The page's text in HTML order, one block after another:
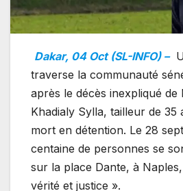
Dakar, 04 Oct (SL-INFO) –
traverse la communauté
après le décès inexpliqué de
Khadialy Sylla, tailleur de 35
mort en détention. Le 28
centaine de personnes se
sur la place Dante, à
vérité et justice ».